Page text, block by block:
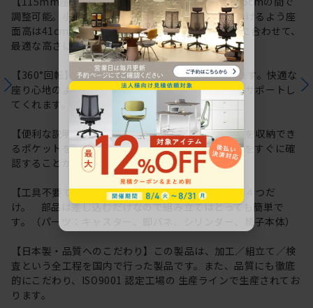
調整可能。小柄な体格の方でも快適にお座りいただけるよう座
面高は41cmから調整可能です。利用シーンや体格に合わせて、
最適な高さに調整いただけます。
【360°回転】座ったままくるっと向きを変えられます。快適な
座り心地のよさで長時間のデスクワークもしっかりサポートし
てくれます。
【便利な説明書収納ポケット】座面裏に取扱説明書を収納でき
るポケットを用意しています。操作方法や各種情報をすぐに確
認することができるので便利です。
【工具不要でかんたん組み立て】パーツはたったの４つだ
け。 部品は差し込むだけなので組み立てはとっても簡単で
す。（パーツ：キャスター、脚バネ、シリンダー、椅子本体）
【日本製・品質へのこだわり】この製品は、加工／組立て／検
査という全工程を国内で行った製品です。また、品質にも徹底
的にこだわり、ISO9001 認定工場の 生産ラインで生産されてお
ります。